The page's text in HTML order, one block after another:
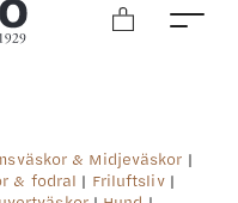
& Midjeväskor |
& fodral | Friluftsliv|